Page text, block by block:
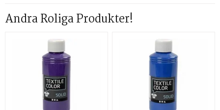
Andra Roliga Produkter!